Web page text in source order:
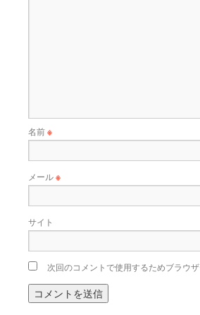
名前※
メール※
サイト
次回のコメントで使用するためブラウ